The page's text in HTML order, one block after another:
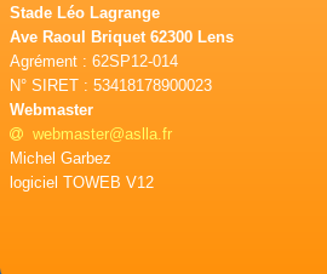
Stade Léo Lagrange
Ave Raoul Briquet 62300 Lens
Agrément : 62SP12-014
N° SIRET : 53418178900023
Webmaster
webmaster@aslla.fr
Michel Garbez
logiciel TOWEB V12